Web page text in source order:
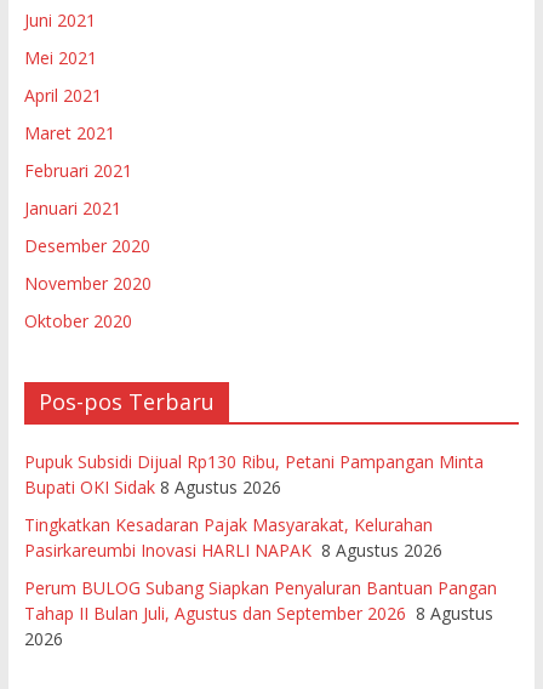
Juni 2021
Mei 2021
April 2021
Maret 2021
Februari 2021
Januari 2021
Desember 2020
November 2020
Oktober 2020
Pos-pos Terbaru
Pupuk Subsidi Dijual Rp130 Ribu, Petani Pampangan Minta
Bupati OKI Sidak 8 Agustus 2026
Tingkatkan Kesadaran Pajak Masyarakat, Kelurahan
Pasirkareumbi Inovasi HARLI NAPAK 8 Agustus 2026
Perum BULOG Subang Siapkan Penyaluran Bantuan Pangan
Tahap II Bulan Juli, Agustus dan September 2026 8 Agustus
2026